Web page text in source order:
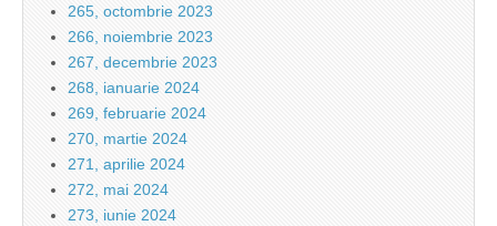
265, octombrie 2023
266, noiembrie 2023
267, decembrie 2023
268, ianuarie 2024
269, februarie 2024
270, martie 2024
271, aprilie 2024
272, mai 2024
273, iunie 2024